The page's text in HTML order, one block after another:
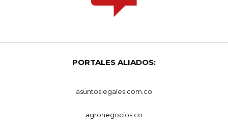
PORTALES ALIADOS:
asuntoslegales.com.co
agronegocios.co